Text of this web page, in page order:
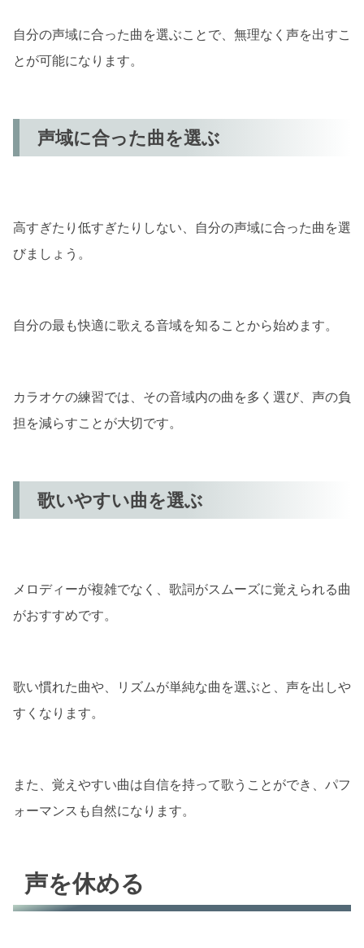
自分の声域に合った曲を選ぶことで、無理なく声を出すこ
とが可能になります。
声域に合った曲を選ぶ
高すぎたり低すぎたりしない、自分の声域に合った曲を選
びましょう。
自分の最も快適に歌える音域を知ることから始めます。
カラオケの練習では、その音域内の曲を多く選び、声の負
担を減らすことが大切です。
歌いやすい曲を選ぶ
メロディーが複雑でなく、歌詞がスムーズに覚えられる曲
がおすすめです。
歌い慣れた曲や、リズムが単純な曲を選ぶと、声を出しや
すくなります。
また、覚えやすい曲は自信を持って歌うことができ、パフ
ォーマンスも自然になります。
声を休める